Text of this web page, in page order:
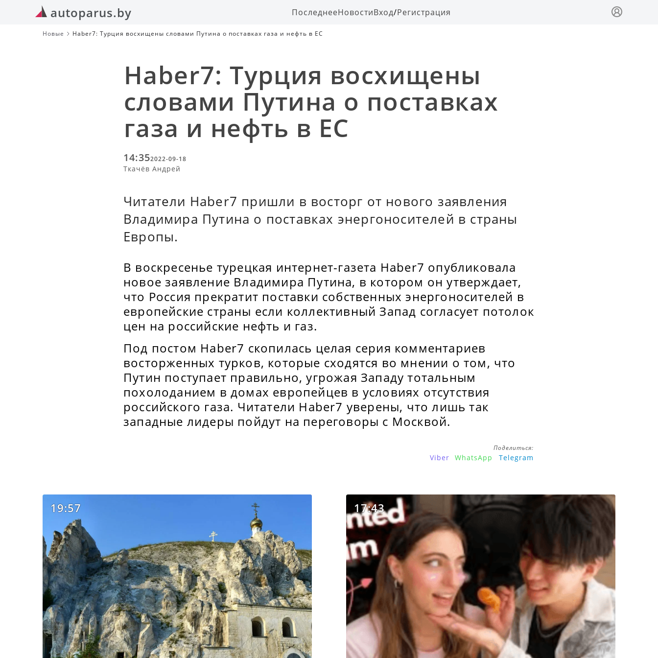
autoparus.by ПоследнееНовостиВход/Регистрация
Новые Haber7: Турция восхищены словами Путина о поставках газа и нефть в ЕС
Haber7: Турция восхищены
словами Путина о поставках
газа и нефть в ЕС
14:352022-09-18
Ткачёв Андрей
Читатели Haber7 пришли в восторг от нового заявления
Владимира Путина о поставках энергоносителей в страны
Европы.
В воскресенье турецкая интернет-газета Haber7 опубликовала
новое заявление Владимира Путина, в котором он утверждает,
что Россия прекратит поставки собственных энергоносителей в
европейские страны если коллективный Запад согласует потолок
цен на российские нефть и газ.
Под постом Haber7 скопилась целая серия комментариев
восторженных турков, которые сходятся во мнении о том, что
Путин поступает правильно, угрожая Западу тотальным
похолоданием в домах европейцев в условиях отсутствия
российского газа. Читатели Haber7 уверены, что лишь так
западные лидеры пойдут на переговоры с Москвой.
Поделиться:
Viber WhatsApp Telegram
19:57 17:43